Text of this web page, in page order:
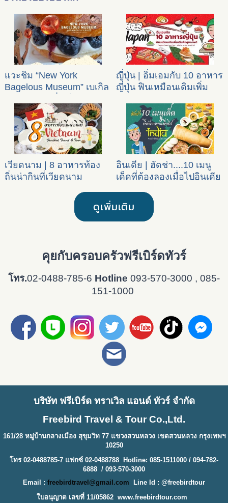
แวะชิม “New York
Bagelous Museum” เบเกิล
ญี่ปุ่น | อิ่มเอมกับ 10 อาหาร
ญี่ปุ่น ฟินเหมือนเดิมเพิ่ม
เวียดนาม | 8 อาหารท้อง
ถิ่นน่ากินที่เวียดนาม
อินเดีย | ฮัดช่า....10 เมนู
เด็ดที่ต้องลองเมื่อไปอินเดีย
ดูเพิ่มเติม
คุยกับครอบครัวฟรีเบิร์ดทัวร์
โทร.02-0488-785-6 Hotline 093-570-3000 , 085-
151-1000
บริษัท ฟรีเบิร์ด ทราเวิล แอนด์ ทัวร์ จำกัด
Freebird Travel & Tour Co.,Ltd.
161/28 หมู่บ้านกลางเมือง สุขุมวิท 77 แขวงสวนหลวง เขตสวนหลวง กรุงเทพฯ
10250
โทร 02-0488785-7 แฟกซ์ 02-0488788 Hotline: 085-1511000 / 094-782-
6888 / 093-570-3000
Email : freebirdtravel@gmail.com
Line Id : @freebirdtour
ใบอนุญาต เลขที่ 11/05862 www.freebirdtour.com